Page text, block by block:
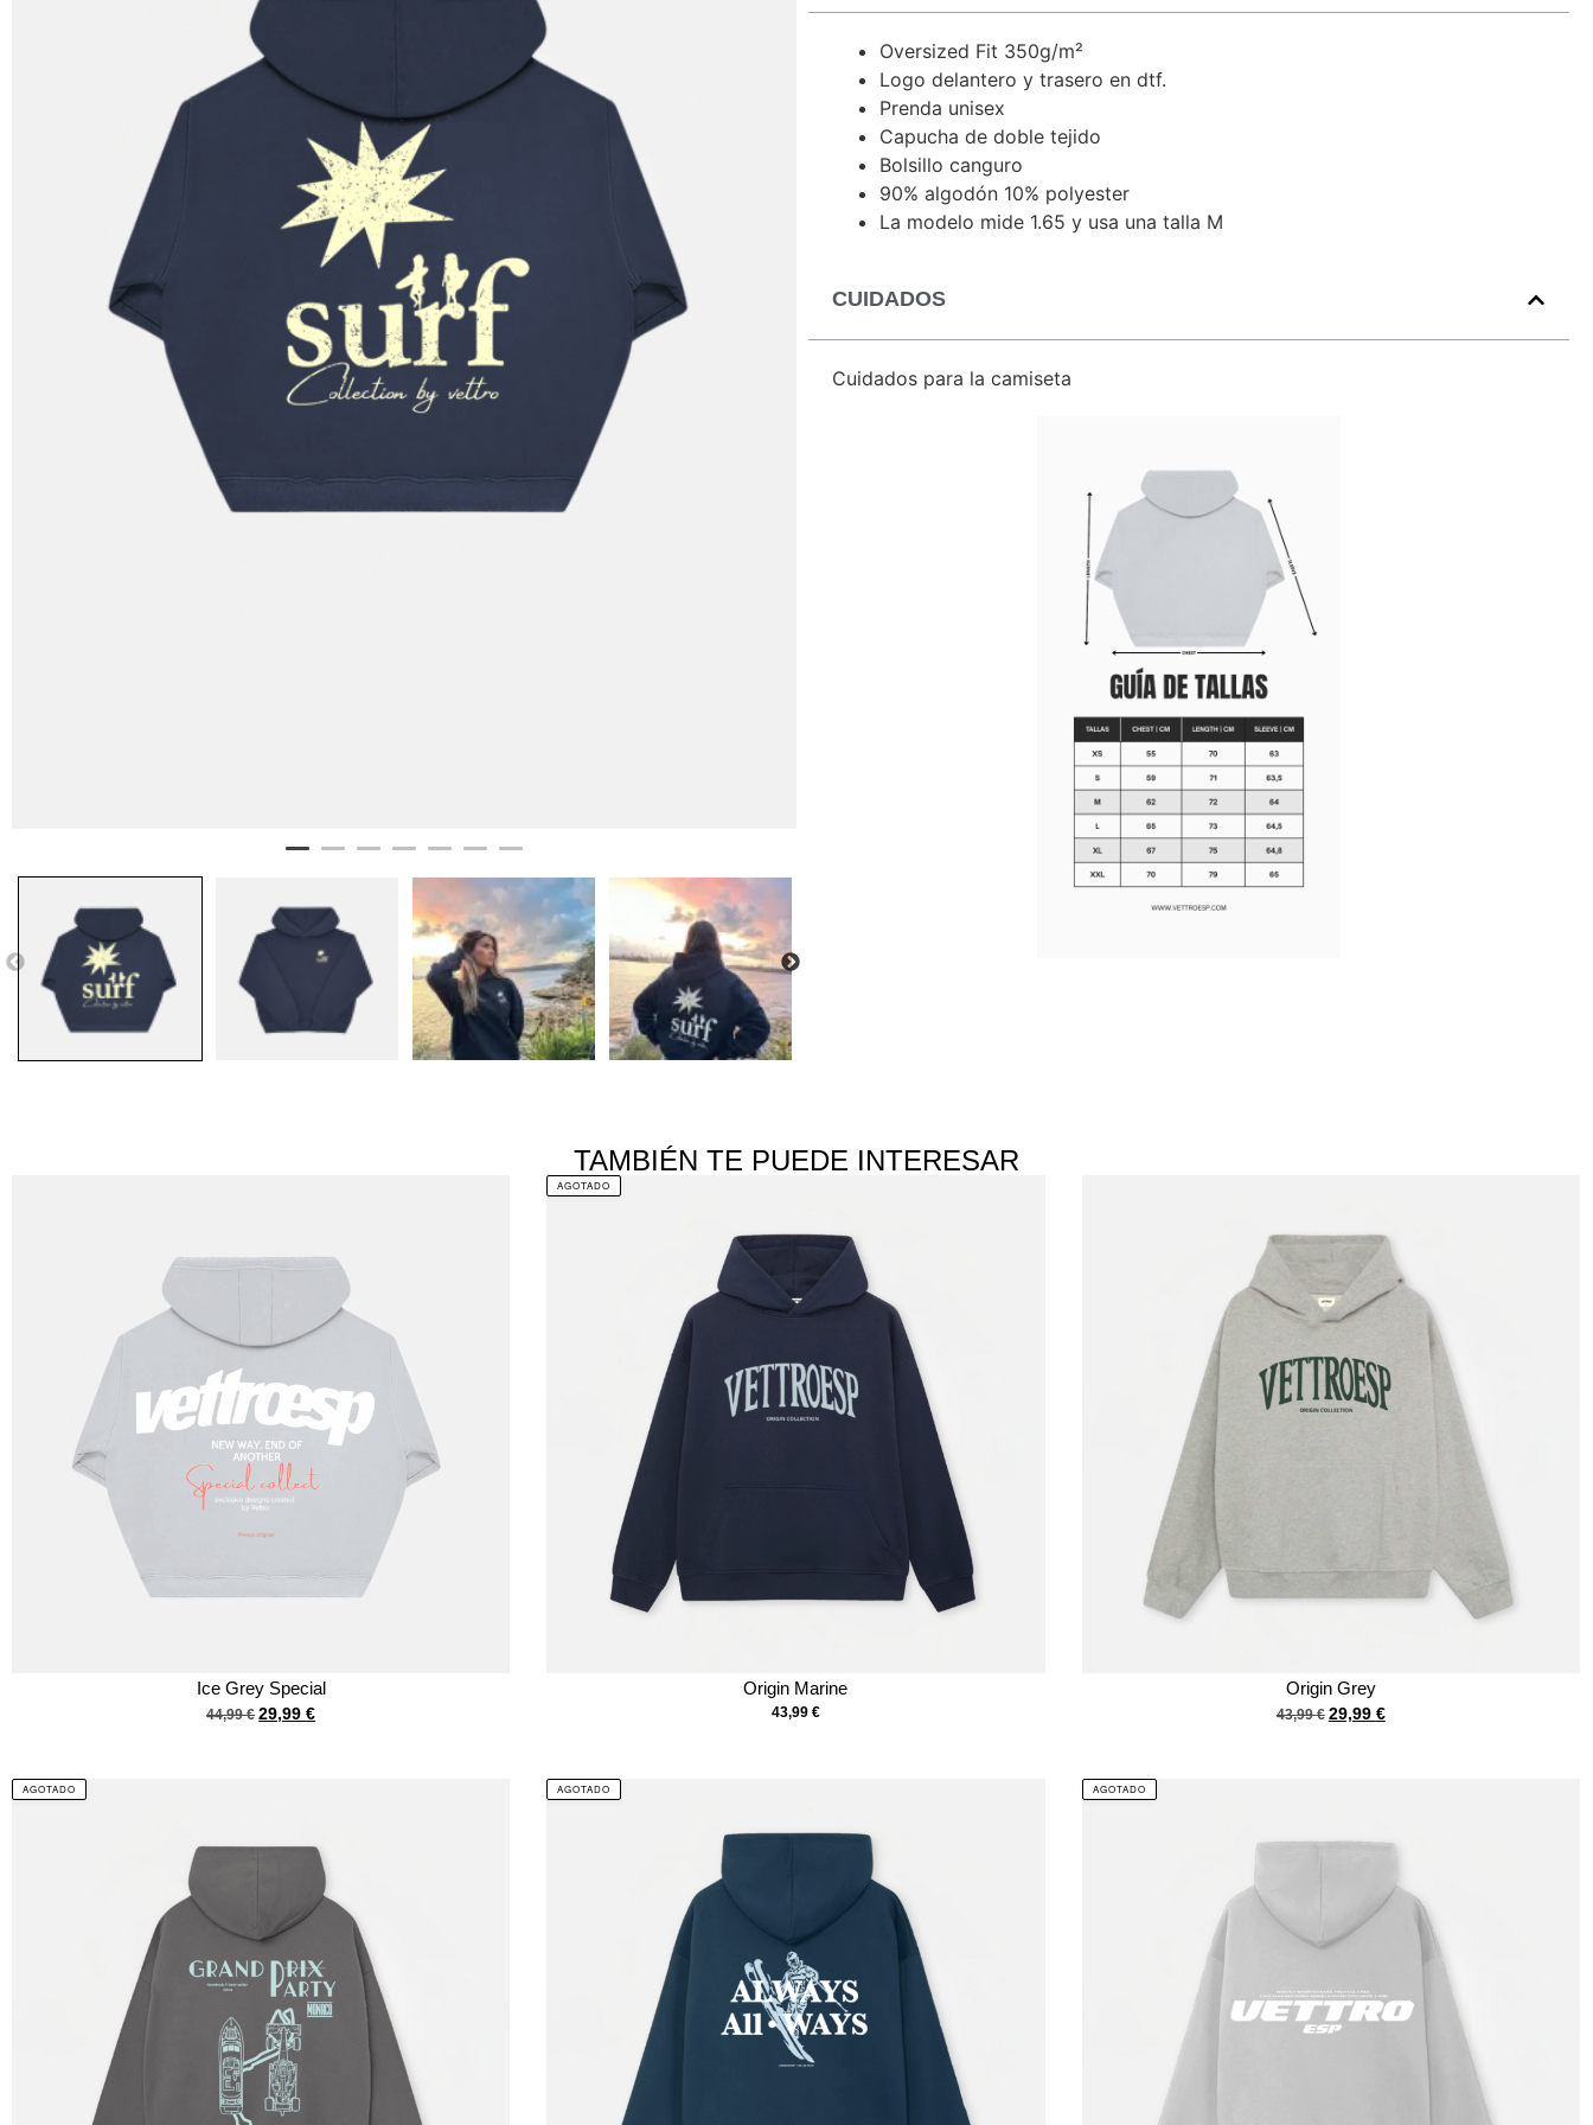
Oversized Fit 350g/m²
Logo delantero y trasero en dtf.
Prenda unisex
Capucha de doble tejido
Bolsillo canguro
90% algodón 10% polyester
La modelo mide 1.65 y usa una talla M
CUIDADOS
Cuidados para la camiseta
TAMBIÉN TE PUEDE INTERESAR
Ice Grey Special
44,99€ 29,99€
AGOTADO
Origin Marine
43,99 €
Origin Grey
43,99€ 29,99 €
AGOTADO AGOTADO AGOTADO